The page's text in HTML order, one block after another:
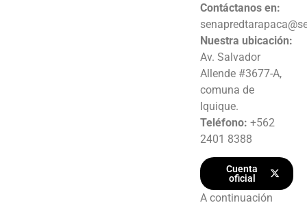
Contáctanos en:
Nuestra ubicación:
Av. Salvador
Allende #3677-A,
comuna de
Iquique.
Teléfono: +562
2401 8388
Cuenta
oficial
A continuación